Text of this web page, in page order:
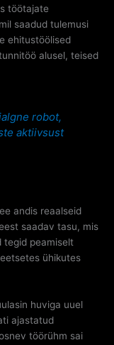
töötajate
saadud tulemusi
ehitustöölised
alusel, teised
robot,
aktiivsust
andis reaalseid
saadav tasu, mis
tegid peamiselt
ühikutes
huviga uuel
ajastatud
töörühm sai